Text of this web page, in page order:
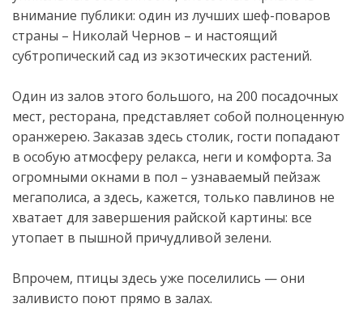
внимание публики: один из лучших шеф-поваров
страны – Николай Чернов – и настоящий
субтропический сад из экзотических растений.
Один из залов этого большого, на 200 посадочных
мест, ресторана, представляет собой полноценную
оранжерею. Заказав здесь столик, гости попадают
в особую атмосферу релакса, неги и комфорта. За
огромными окнами в пол – узнаваемый пейзаж
мегаполиса, а здесь, кажется, только павлинов не
хватает для завершения райской картины: все
утопает в пышной причудливой зелени.
Впрочем, птицы здесь уже поселились — они
заливисто поют прямо в залах.